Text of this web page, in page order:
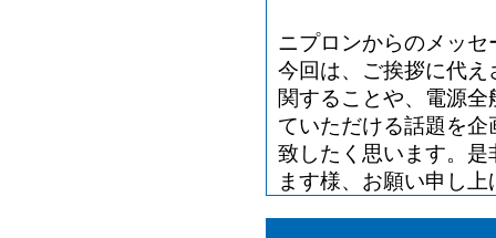
ニプロンからのメッセ
今回は、ご挨拶に代
関することや、電源
ていただける話題を
致したく思います。
ます様、お願い申し上